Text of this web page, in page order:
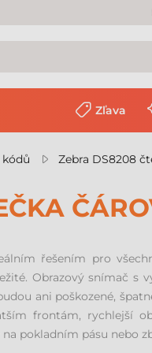
Zľava
Zebra DS8208
řešením pro
Obrazový snímač s
ani poškozené,
frontám, rychlejší
pokladním pásu nebo